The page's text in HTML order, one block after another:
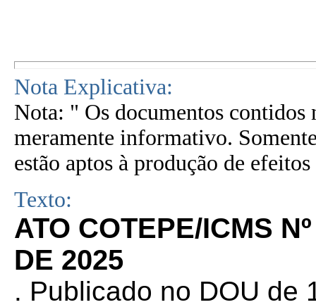
Nota Explicativa:
Nota: " Os documentos contidos
meramente informativo.
estão aptos à produção de
Texto:
ATO COTEPE/ICMS
DE 2025
. Publicado no DOU de